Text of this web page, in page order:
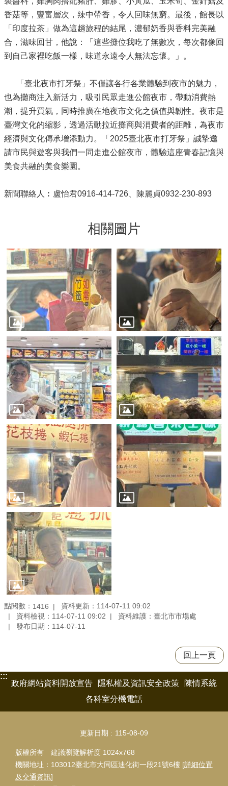
香菇等，豐富層次，辣中帶香，令人回味無窮。最後，館長以
「印度拉茶」做為這趟旅程的結尾，濃郁奶香與香料完美融
合，滋味回甘，他說：「這些攤位我吃了無數次，每次都像回
到自己家裡吃飯一樣，味道永遠令人無法忘懷。」。
「臺北夜市打牙祭」不僅讓各行各業體驗到夜市的魅力，
也為攤商注入新活力，吸引民眾走進公館夜市，帶動消費熱
潮，提升買氣，同時推廣在地夜市文化之價值與韌性。夜市是
臺灣文化的縮影，透過活動拉近攤商與消費者的距離，為夜市
經濟與文化傳承增添動力。「2025臺北夜市打牙祭」誠摯邀
請市民與遊客與我們一同走進公館夜市，體驗這座青春記憶與
美食共融的美食樂園。
新聞聯絡人︰盧怡君0916-414-726、陳麗貞0932-230-893
相關圖片
點閱數： 1416
資料更新：114-07-11 09:02
資料檢視：114-07-11 09:02
資料維護：臺北市市場處
發布日期：114-07-11
回上一頁
:::
政府網站資料開放宣告
隱私權及資訊安全政策
陳情系統
各科室分機電話
更新日期 115-08-09
版權所有 建議瀏覽解析度 1024x768
機關地址：103012臺北市大同區迪化街一段21號6樓 [詳細位置
及交通資訊]